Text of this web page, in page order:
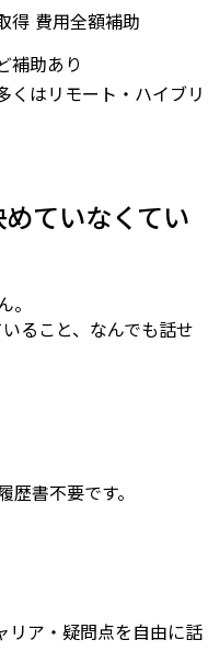
得 費用全額補助
補助あり
くはリモート・ハイブ
ていなくてい
。
ること、なんでも話せ
書不要です。
リア・疑問点を自由に話